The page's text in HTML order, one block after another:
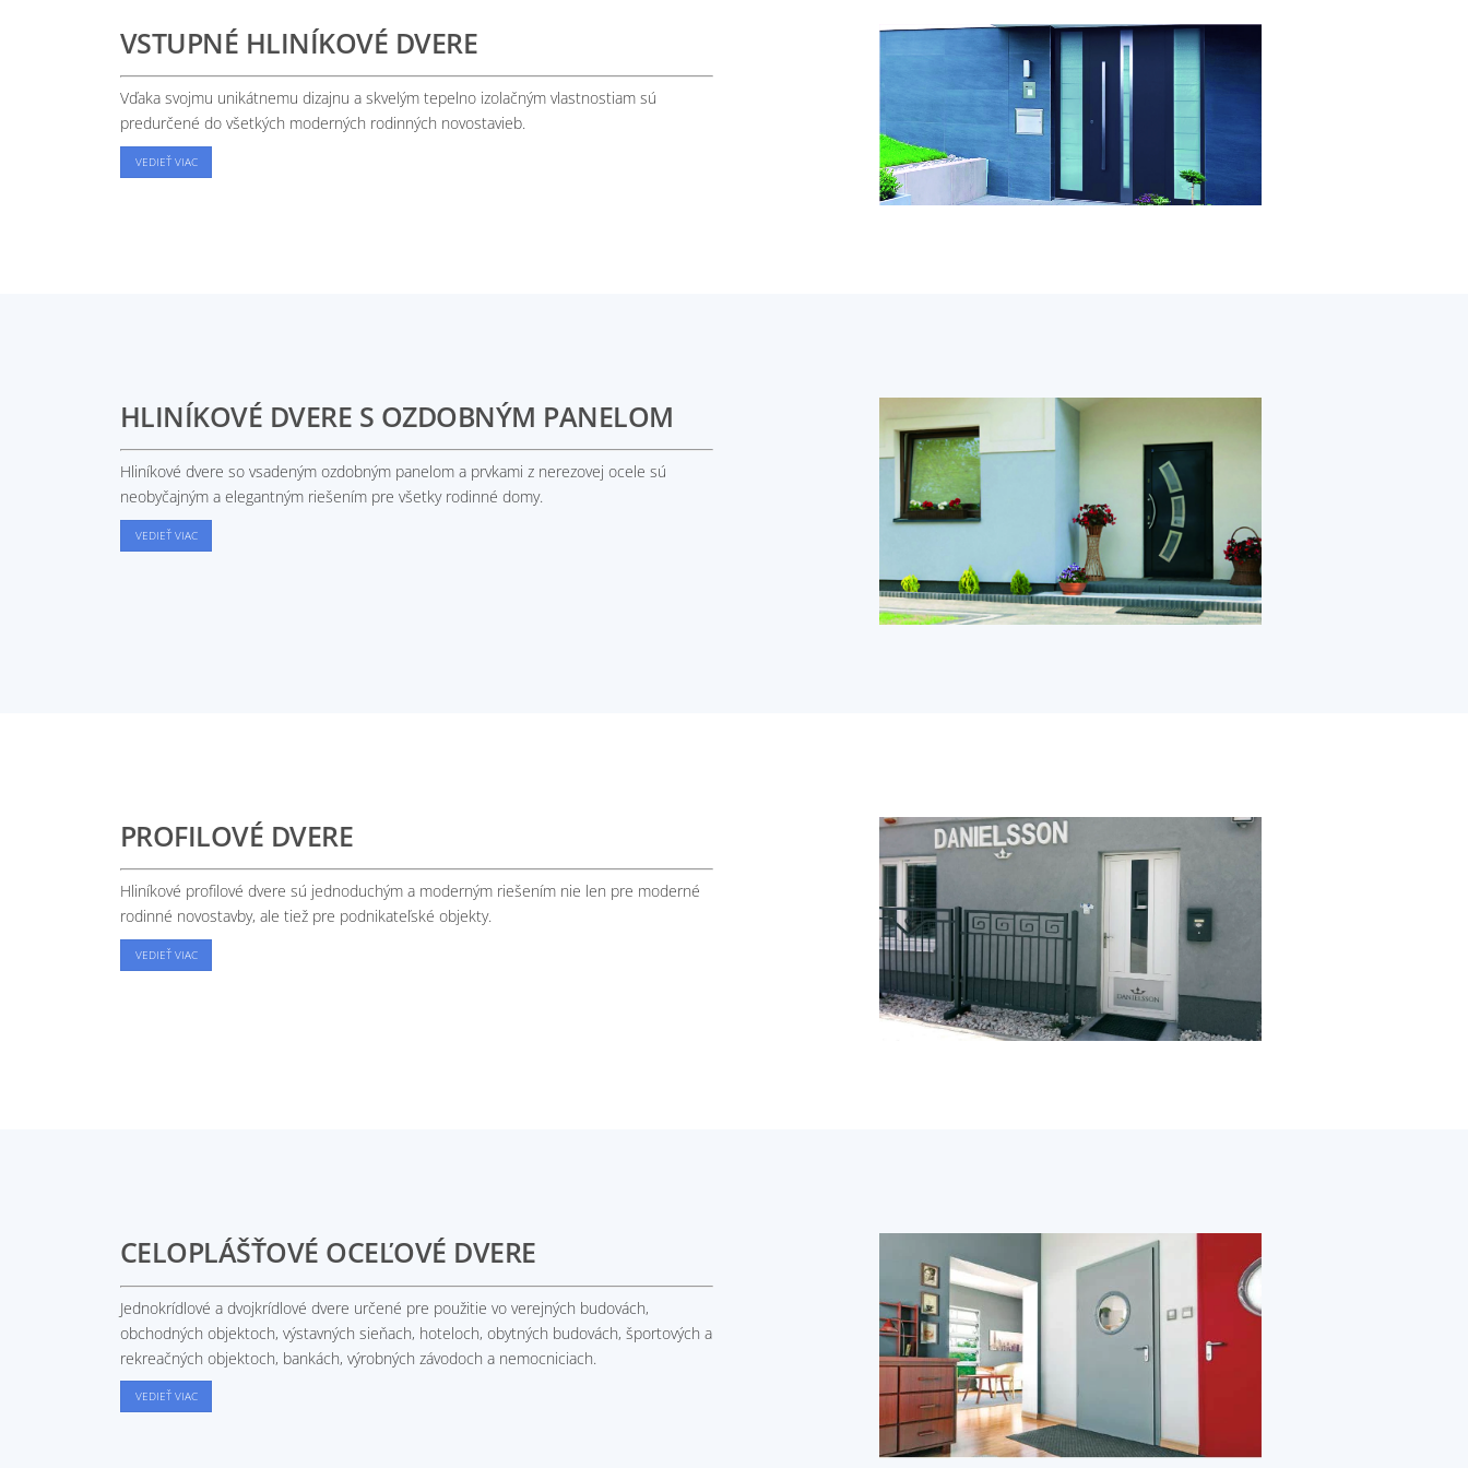
VSTUPNÉ HLINÍKOVÉ DVERE
Vďaka svojmu unikátnemu dizajnu a skvelým tepelno izolačným vlastnostiam sú
predurčené do všetkých moderných rodinných novostavieb.
VEDIEŤ VIAC
HLINÍKOVÉ DVERE S OZDOBNÝM PANELOM
Hliníkové dvere so vsadeným ozdobným panelom a prvkami z nerezovej ocele sú
neobyčajným a elegantným riešením pre všetky rodinné domy.
VEDIEŤ VIAC
PROFILOVÉ DVERE
Hliníkové profilové dvere sú jednoduchým a moderným riešením nie len pre moderné
rodinné novostavby, ale tiež pre podnikateľské objekty.
VEDIEŤ VIAC
CELOPLÁŠŤOVÉ OCEĽOVÉ DVERE
Jednokrídlové a dvojkrídlové dvere určené pre použitie vo verejných budovách,
obchodných objektoch, výstavných sieňach, hoteloch, obytných budovách, športových a
rekreačných objektoch, bankách, výrobných závodoch a nemocniciach.
VEDIEŤ VIAC